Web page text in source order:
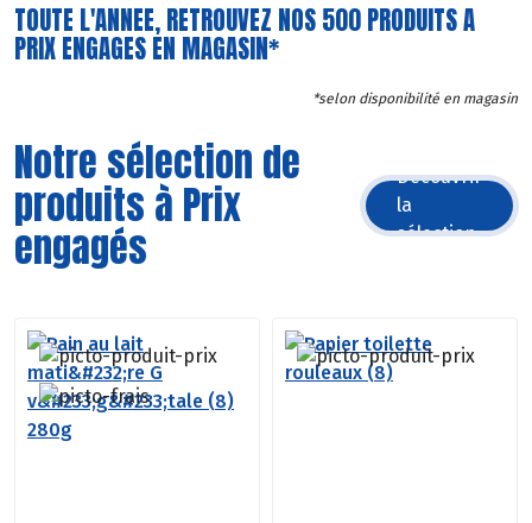
TOUTE L'ANNEE, RETROUVEZ NOS 500 PRODUITS A
PRIX ENGAGES EN MAGASIN*
*selon disponibilité en magasin
Notre sélection de
produits à Prix
engagés
Découvrir
la
sélection